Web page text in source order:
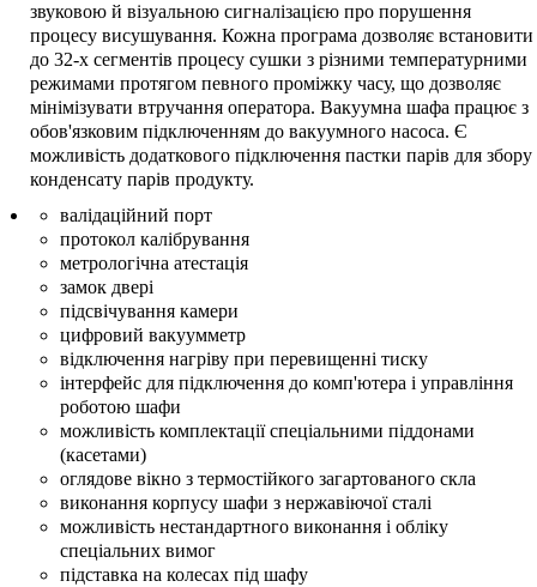
звуковою й візуальною сигналізацією про порушення
процесу висушування. Кожна програма дозволяє встановити
до 32-х сегментів процесу сушки з різними температурними
режимами протягом певного проміжку часу, що дозволяє
мінімізувати втручання оператора. Вакуумна шафа працює з
обов'язковим підключенням до вакуумного насоса. Є
можливість додаткового підключення пастки парів для збору
конденсату парів продукту.
валідаційний порт
протокол калібрування
метрологічна атестація
замок двері
підсвічування камери
цифровий вакуумметр
відключення нагріву при перевищенні тиску
інтерфейс для підключення до комп'ютера і управління
роботою шафи
можливість комплектації спеціальними піддонами
(касетами)
оглядове вікно з термостійкого загартованого скла
виконання корпусу шафи з нержавіючої сталі
можливість нестандартного виконання і обліку
спеціальних вимог
підставка на колесах під шафу